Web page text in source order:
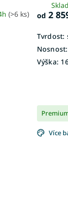
(>6 ks)
od 2
Tvrdost:
Nosnost:
Výška:
Více